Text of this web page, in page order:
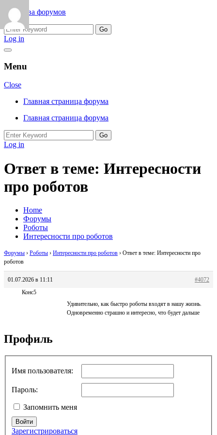
Skip
to
content
Королева форумов
Search
for:
Log in
Menu
Close
Главная страница форума
Главная страница форума
Search
for:
Log in
Ответ в теме: Интересности
про роботов
Home
Форумы
Роботы
Интересности про роботов
Форумы › Роботы › Интересности про роботов › Ответ в теме: Интересности про
роботов
01.07.2026 в 11:11
#4072
Конс5
Удивительно, как быстро роботы входят в нашу жизнь.
Одновременно страшно и интересно, что будет дальше
Профиль
Имя пользователя:
Пароль:
Запомнить меня
Войти
Зарегистрироваться